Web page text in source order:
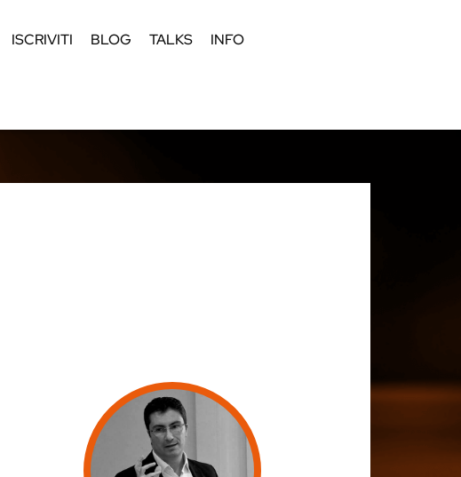
ISCRIVITI BLOG TALKS INFO